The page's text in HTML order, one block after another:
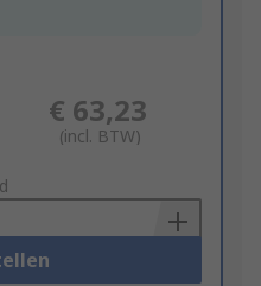
€ 63,23
(incl. BTW)